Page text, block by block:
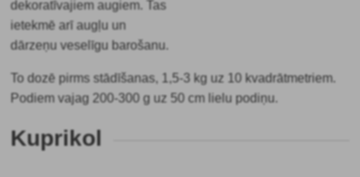
dekoratīvajiem augiem. Tas
ietekmē arī augļu un
dārzeņu veselīgu barošanu.
To dozē pirms stādīšanas, 1,5-3 kg uz 10 kvadrātmetriem.
Podiem vajag 200-300 g uz 50 cm lielu podiņu.
Kuprikol